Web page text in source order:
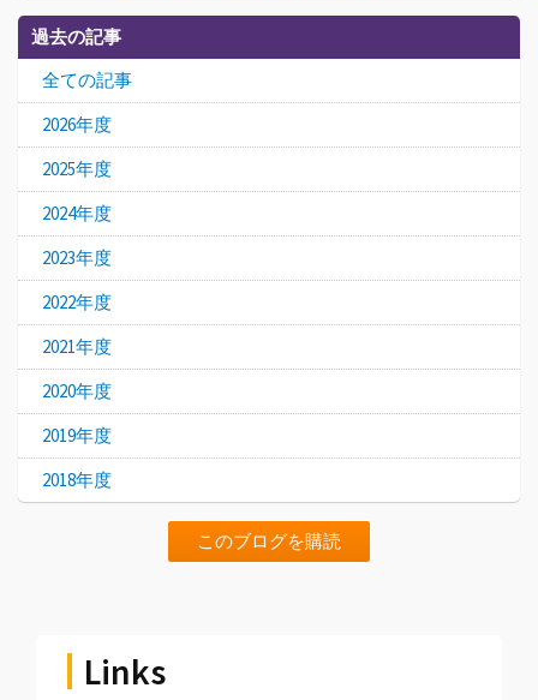
過去の記事
全ての記事
2026年度
2025年度
2024年度
2023年度
2022年度
2021年度
2020年度
2019年度
2018年度
このブログを購読
Links